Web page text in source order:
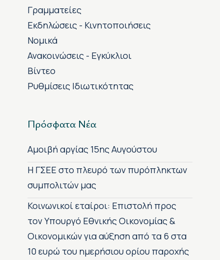
Γραμματείες
Εκδηλώσεις - Κινητοποιήσεις
Νομικά
Ανακοινώσεις - Εγκύκλιοι
Βίντεο
Ρυθμίσεις Ιδιωτικότητας
Πρόσφατα Νέα
Αμοιβή αργίας 15ης Αυγούστου
H ΓΣΕΕ στο πλευρό των πυρόπληκτων
συμπολιτών μας
Κοινωνικοί εταίροι: Επιστολή προς
τον Υπουργό Εθνικής Οικονομίας &
Οικονομικών για αύξηση από τα 6 στα
10 ευρώ του ημερήσιου ορίου παροχής